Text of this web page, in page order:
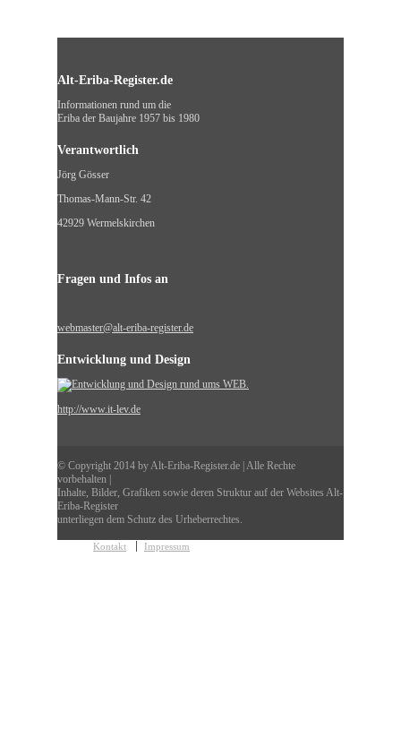
Alt-Eriba-Register.de
Informationen rund um die
Eriba der Baujahre 1957 bis 1980
Verantwortlich
Jörg Gösser
Thomas-Mann-Str. 42
42929 Wermelskirchen
Fragen und Infos an
webmaster@alt-eriba-register.de
Entwicklung und Design
http://www.it-lev.de
© Copyright 2014 by Alt-Eriba-Register.de | Alle Rechte
vorbehalten |
Inhalte, Bilder, Grafiken sowie deren Struktur auf der Websites Alt-
Eriba-Register
unterliegen dem Schutz des Urheberrechtes.
Kontakt Impressum